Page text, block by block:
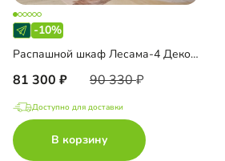
-10%
Распашной шкаф Лесама-4 Декор 1 с антресолью
81 300 90 330
Доступно для доставки
В корзину